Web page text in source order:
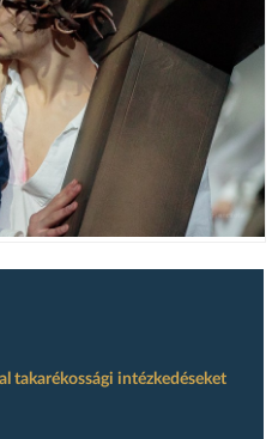
takarékossági intézkedéseket